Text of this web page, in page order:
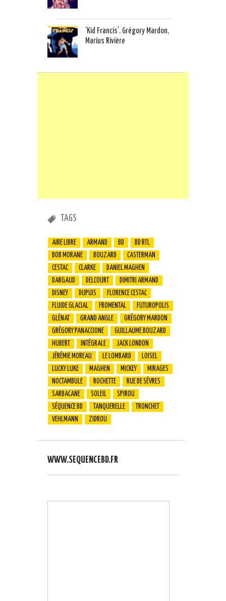
‘Kid Francis’. Grégory Mardon,
Marius Rivière
TAGS
AIRE LIBRE ARMAND BD
BD RTL
BOB MORANE
BOUZARD
CASTERMAN
CESTAC
CLARKE
DANIEL MAGHEN
DARGAUD
DELCOURT
DIMITRI ARMAND
DISNEY
DUPUIS
FLORENCE CESTAC
FLUIDE GLACIAL
FROMENTAL
FUTUROPOLIS
GLÉNAT
GRAND ANGLE
GRÉGORY MARDON
GRÉGORY PANACCIONE
GUILLAUME BOUZARD
HUBERT
INTÉGRALE
JACK LONDON
JÉRÉMIE MOREAU
LE LOMBARD
LOISEL
LUCKY LUKE
MAGHEN MICKEY
MIRAGES
NOCTAMBULE
ROCHETTE
RUE DE SÈVRES
SARBACANE
SOLEIL
SPIROU
SÉQUENCE BD
TANQUERELLE
TRONCHET
VEHLMANN
ZIDROU
WWW.SEQUENCEBD.FR